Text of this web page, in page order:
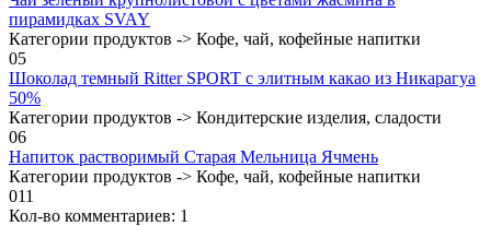
пирамидках SVAY
Категории продуктов -> Кофе, чай, кофейные напитки
05
Шоколад темный Ritter SPORT с элитным какао из Никарагуа
50%
Категории продуктов -> Кондитерские изделия, сладости
06
Напиток растворимый Старая Мельница Ячмень
Категории продуктов -> Кофе, чай, кофейные напитки
011
Кол-во комментариев: 1